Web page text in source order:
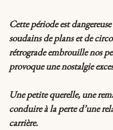
Cette période est
soudains de plans et de
rétrograde embrouille nos
provoque une nostalgie
Une petite querelle, une
conduire à la perte d’une
carrière.